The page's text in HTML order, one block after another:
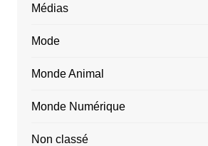
Médias
Mode
Monde Animal
Monde Numérique
Non classé